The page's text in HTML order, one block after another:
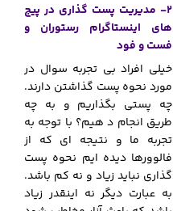
2- مدیریت پست گذاری در پیج
های اینستاگرام رستوران و
فست و فود
خیلی افراد بی تجربه سوال در
مورد نحوه پست گذاشتن دارند.
چه پستی بگذاریم و به چه
طریق انجام د هیم؟ با توجه به
تجربه ما و نتیجه ای که از
فالوورها دیده ایم نحوه پست
گذاری نباید زیاد و نه کم باشد.
به عبارت دیگر نه اینقدر زیاد